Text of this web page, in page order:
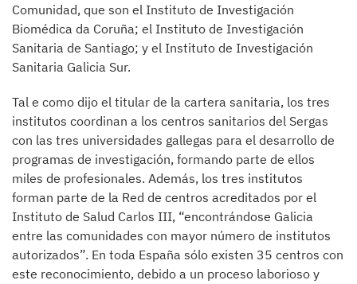
Comunidad, que son el Instituto de Investigación
Biomédica da Coruña; el Instituto de Investigación
Sanitaria de Santiago; y el Instituto de Investigación
Sanitaria Galicia Sur.
Tal e como dijo el titular de la cartera sanitaria, los tres
institutos coordinan a los centros sanitarios del Sergas
con las tres universidades gallegas para el desarrollo de
programas de investigación, formando parte de ellos
miles de profesionales. Además, los tres institutos
forman parte de la Red de centros acreditados por el
Instituto de Salud Carlos III, “encontrándose Galicia
entre las comunidades con mayor número de institutos
autorizados”. En toda España sólo existen 35 centros con
este reconocimiento, debido a un proceso laborioso y